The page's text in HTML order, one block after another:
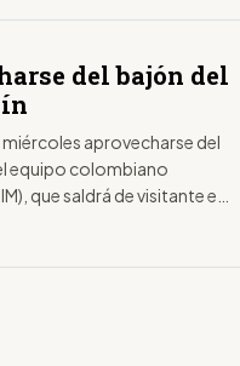
del bajón del
aprovecharse del
equipo colombiano
que saldrá de visitante en